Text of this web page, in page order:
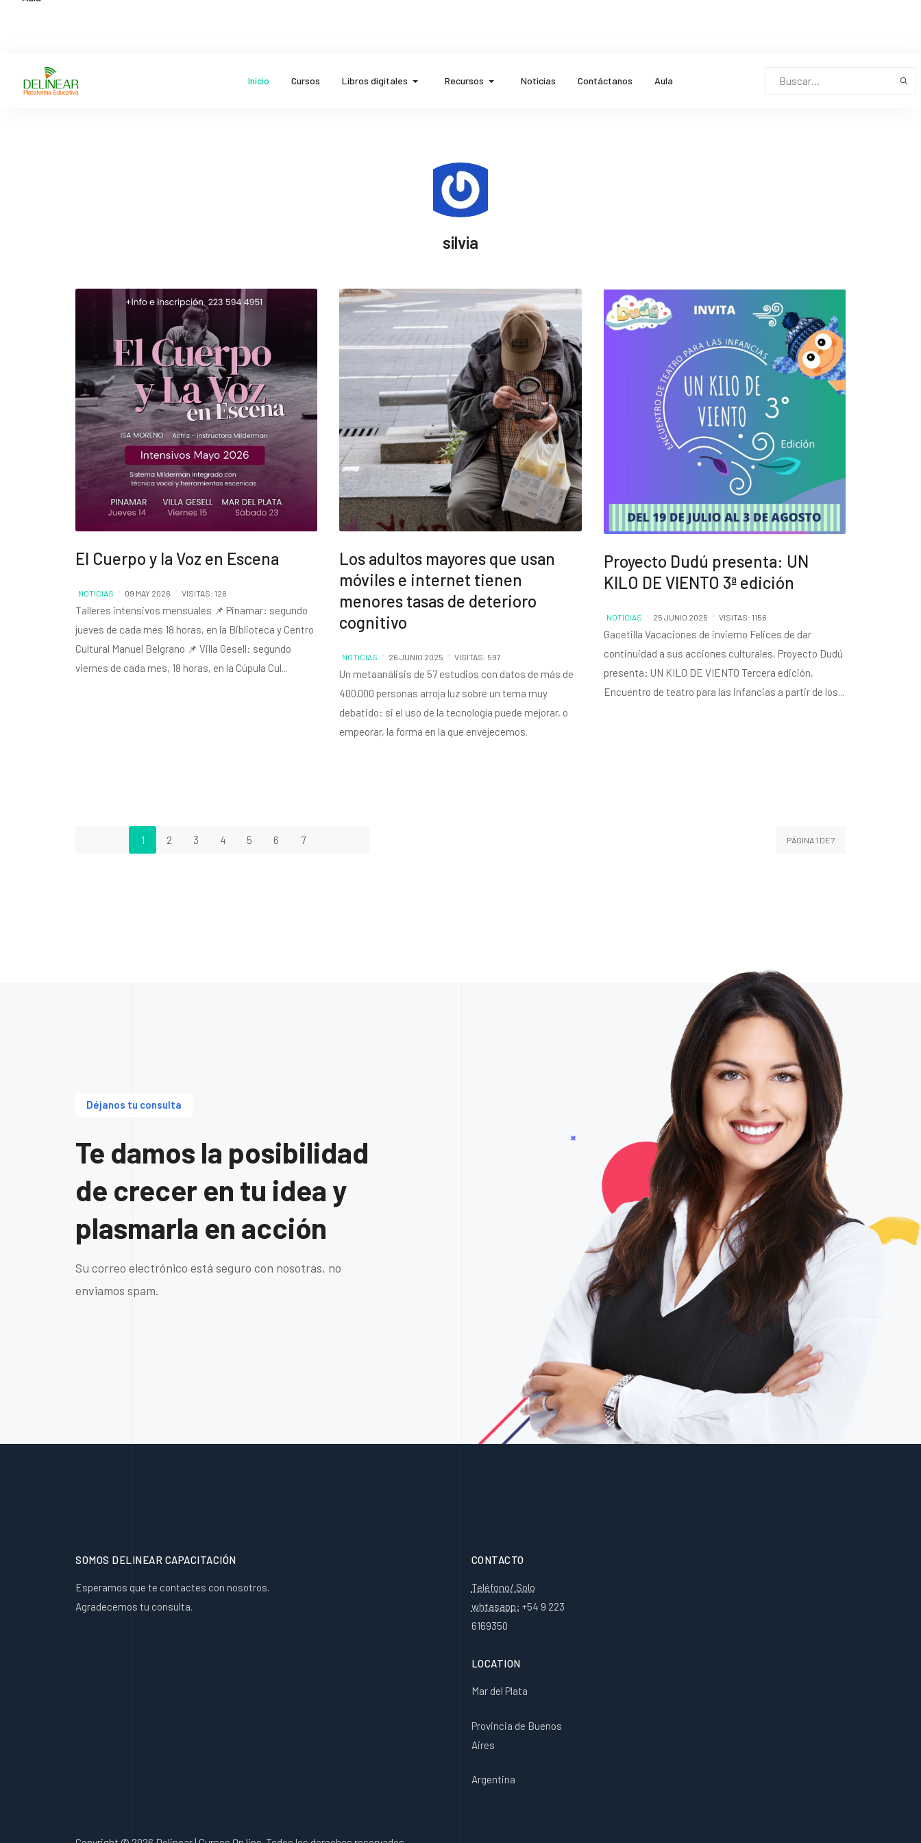
Inicio Cursos Libros digitales Recursos Noticias Contáctanos Aula
silvia
El Cuerpo y la Voz en Escena
NOTICIAS 09 MAY 2026 VISITAS: 126
Talleres intensivos mensuales 📌 Pinamar: segundo
jueves de cada mes 18 horas, en la Biblioteca y Centro
Cultural Manuel Belgrano 📌 Villa Gesell: segundo
viernes de cada mes, 18 horas, en la Cúpula Cul...
Los adultos mayores que usan
móviles e internet tienen
menores tasas de deterioro
cognitivo
NOTICIAS 26 JUNIO 2025 VISITAS: 597
Un metaanálisis de 57 estudios con datos de más de
400.000 personas arroja luz sobre un tema muy
debatido: si el uso de la tecnología puede mejorar, o
empeorar, la forma en la que envejecemos.
Proyecto Dudú presenta: UN
KILO DE VIENTO 3ª edición
NOTICIAS 25 JUNIO 2025 VISITAS: 1156
Gacetilla Vacaciones de invierno Felices de dar
continuidad a sus acciones culturales, Proyecto Dudú
presenta: UN KILO DE VIENTO Tercera edición,
Encuentro de teatro para las infancias a partir de los...
1 2 3 4 5 6 7 PÁGINA 1 DE 7
Déjanos tu consulta
Te damos la posibilidad
de crecer en tu idea y
plasmarla en acción
Su correo electrónico está seguro con nosotras, no
enviamos spam.
SOMOS DELINEAR CAPACITACIÓN
Esperamos que te contactes con nosotros.
Agradecemos tu consulta.
CONTACTO
Teléfono/ Solo
whtasapp: +54 9 223
6169350
LOCATION
Mar del Plata
Provincia de Buenos
Aires
Argentina